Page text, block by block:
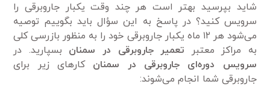
شاید بپرسید بهتر است هر چند وقت یکبار جاروبرقی را
سرویس کنید؟ در پاسخ به این سؤال باید بگوییم توصیه
می‌شود هر ۱۲ ماه یکبار جاروبرقی خود را به منظور بازرسی کلی
به مراکز معتبر تعمیر جاروبرقی در سمنان بسپارید. در
سرویس دوره‌ای جاروبرقی در سمنان کار‌های زیر برای
جاروبرقی شما انجام می‌شوند: